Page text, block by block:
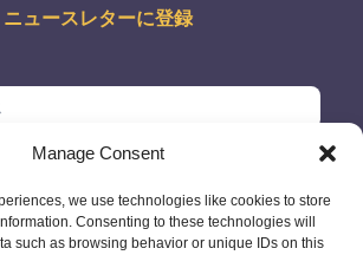
Manage Consent
we use technologies like cookies to store
Consenting to these technologies will
such as browsing behavior or unique IDs on this
ニュースレターに登録